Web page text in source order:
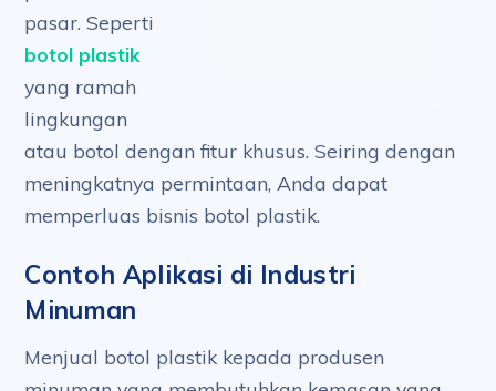
pasar. Seperti
botol plastik
yang ramah
lingkungan
atau botol dengan fitur khusus. Seiring dengan
meningkatnya permintaan, Anda dapat
memperluas bisnis botol plastik.
Contoh Aplikasi di Industri
Minuman
Menjual botol plastik kepada produsen